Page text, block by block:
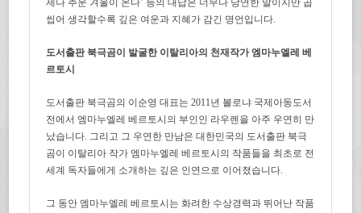
씹어 생각할수록 깊은 여운과 지혜가 감긴 명언입니다.
도서출판 북극곰이 발굴한 이탈리아의 천재작가 엠마누엘레 베
르토시
도서출판 북극곰의 이순영 대표는 2011년 볼로냐 국제아동도서
전에서 엠마누엘레 베르토시의 부인인 라우렌을 아주 우연히 만
났습니다. 그리고 그 우연한 만남은 대한민국의 도서출판 북극
곰이 이탈리아 작가 엠마누엘레 베르토시의 작품들을 최초로 전
세계 독자들에게 소개하는 깊은 인연으로 이어졌습니다.
그 동안 엠마누엘레 베르토시는 화려한 수상경력과 뛰어난 작품